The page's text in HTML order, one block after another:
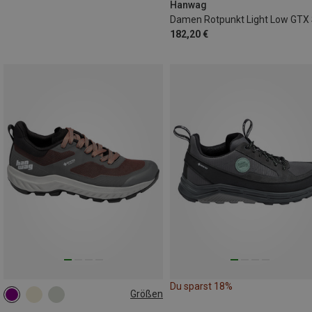
Hanwag
182,20 €
Größen
Du sparst 18%